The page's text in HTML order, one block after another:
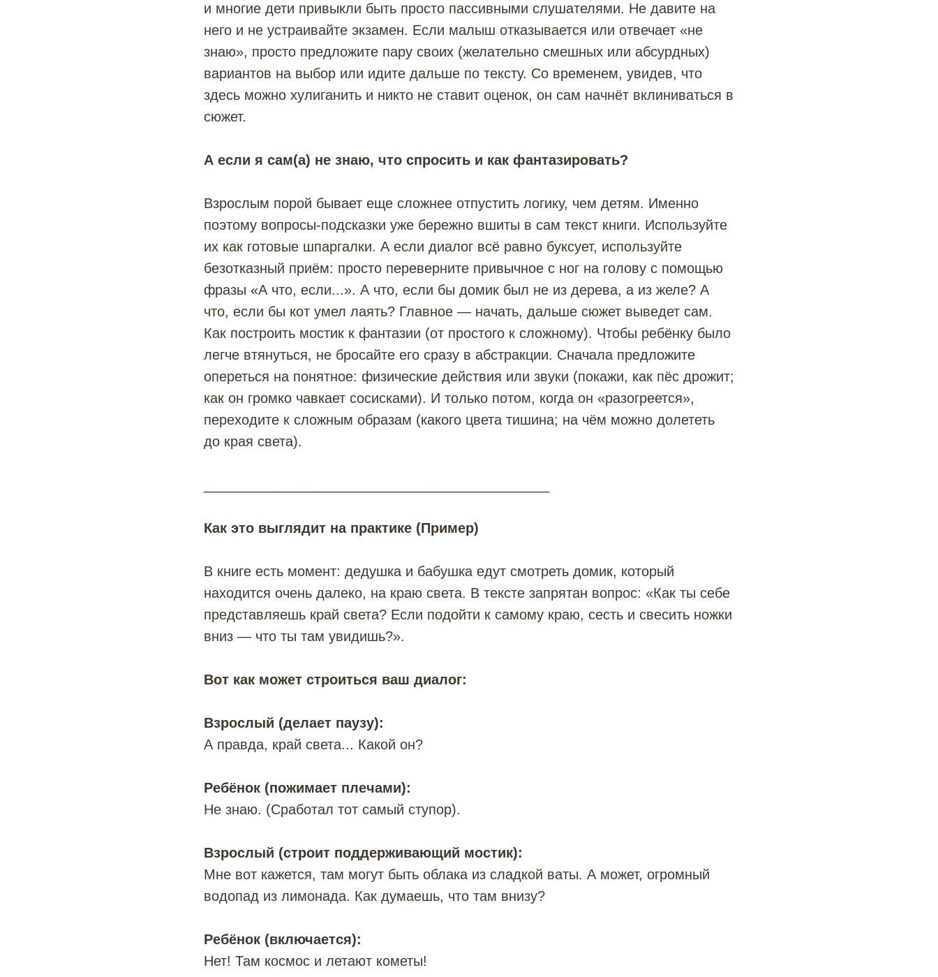
и многие дети привыкли быть просто пассивными слушателями. Не давите на
него и не устраивайте экзамен. Если малыш отказывается или отвечает «не
знаю», просто предложите пару своих (желательно смешных или абсурдных)
вариантов на выбор или идите дальше по тексту. Со временем, увидев, что
здесь можно хулиганить и никто не ставит оценок, он сам начнёт вклиниваться в
сюжет.
А если я сам(а) не знаю, что спросить и как фантазировать?
Взрослым порой бывает еще сложнее отпустить логику, чем детям. Именно
поэтому вопросы-подсказки уже бережно вшиты в сам текст книги. Используйте
их как готовые шпаргалки. А если диалог всё равно буксует, используйте
безотказный приём: просто переверните привычное с ног на голову с помощью
фразы «А что, если...». А что, если бы домик был не из дерева, а из желе? А
что, если бы кот умел лаять? Главное — начать, дальше сюжет выведет сам.
Как построить мостик к фантазии (от простого к сложному). Чтобы ребёнку было
легче втянуться, не бросайте его сразу в абстракции. Сначала предложите
опереться на понятное: физические действия или звуки (покажи, как пёс дрожит;
как он громко чавкает сосисками). И только потом, когда он «разогреется»,
переходите к сложным образам (какого цвета тишина; на чём можно долететь
до края света).
Как это выглядит на практике (Пример)
В книге есть момент: дедушка и бабушка едут смотреть домик, который
находится очень далеко, на краю света. В тексте запрятан вопрос: «Как ты себе
представляешь край света? Если подойти к самому краю, сесть и свесить ножки
вниз — что ты там увидишь?».
Вот как может строиться ваш диалог:
Взрослый (делает паузу):
А правда, край света... Какой он?
Ребёнок (пожимает плечами):
Не знаю. (Сработал тот самый ступор).
Взрослый (строит поддерживающий мостик):
Мне вот кажется, там могут быть облака из сладкой ваты. А может, огромный
водопад из лимонада. Как думаешь, что там внизу?
Ребёнок (включается):
Нет! Там космос и летают кометы!